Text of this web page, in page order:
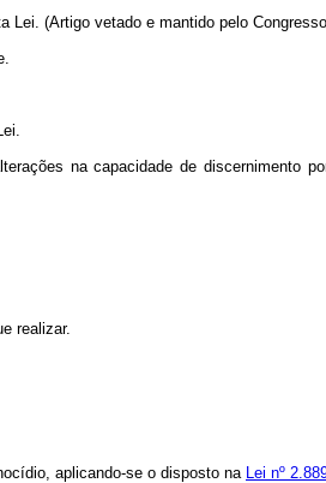
Lei. (Artigo vetado e mantido pelo
na capacidade de discernimento
realizar.
aplicando-se o disposto na Lei nº